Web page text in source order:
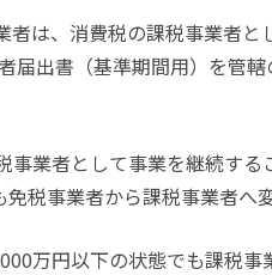
は、消費税の課税事業者と
届出書（基準期間用）を管
事業者として事業を継続す
税事業者から課税事業者へ
万円以下の状態でも課税